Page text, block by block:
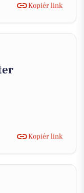
Kopiér link
Kopiér link